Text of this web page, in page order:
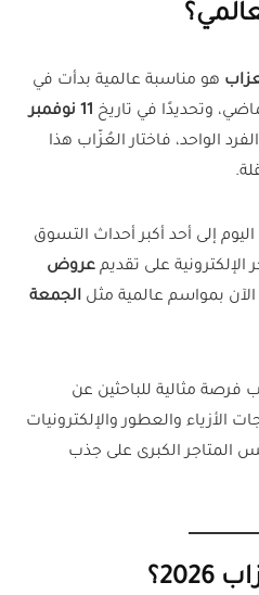
هو مناسبة عالمية بدأت في
وتحديدًا في تاريخ
11 نوفمبر
الرقم “1” إلى الفرد الواحد، فاختار العُزّاب هذا
إلى أحد أكبر أحداث التسوق
على تقديم عروض
بمواسم عالمية مثل الجمعة
فرصة مثالية للباحثين عن
الأزياء والعطور والإلكترونيات
المتاجر الكبرى على جذب